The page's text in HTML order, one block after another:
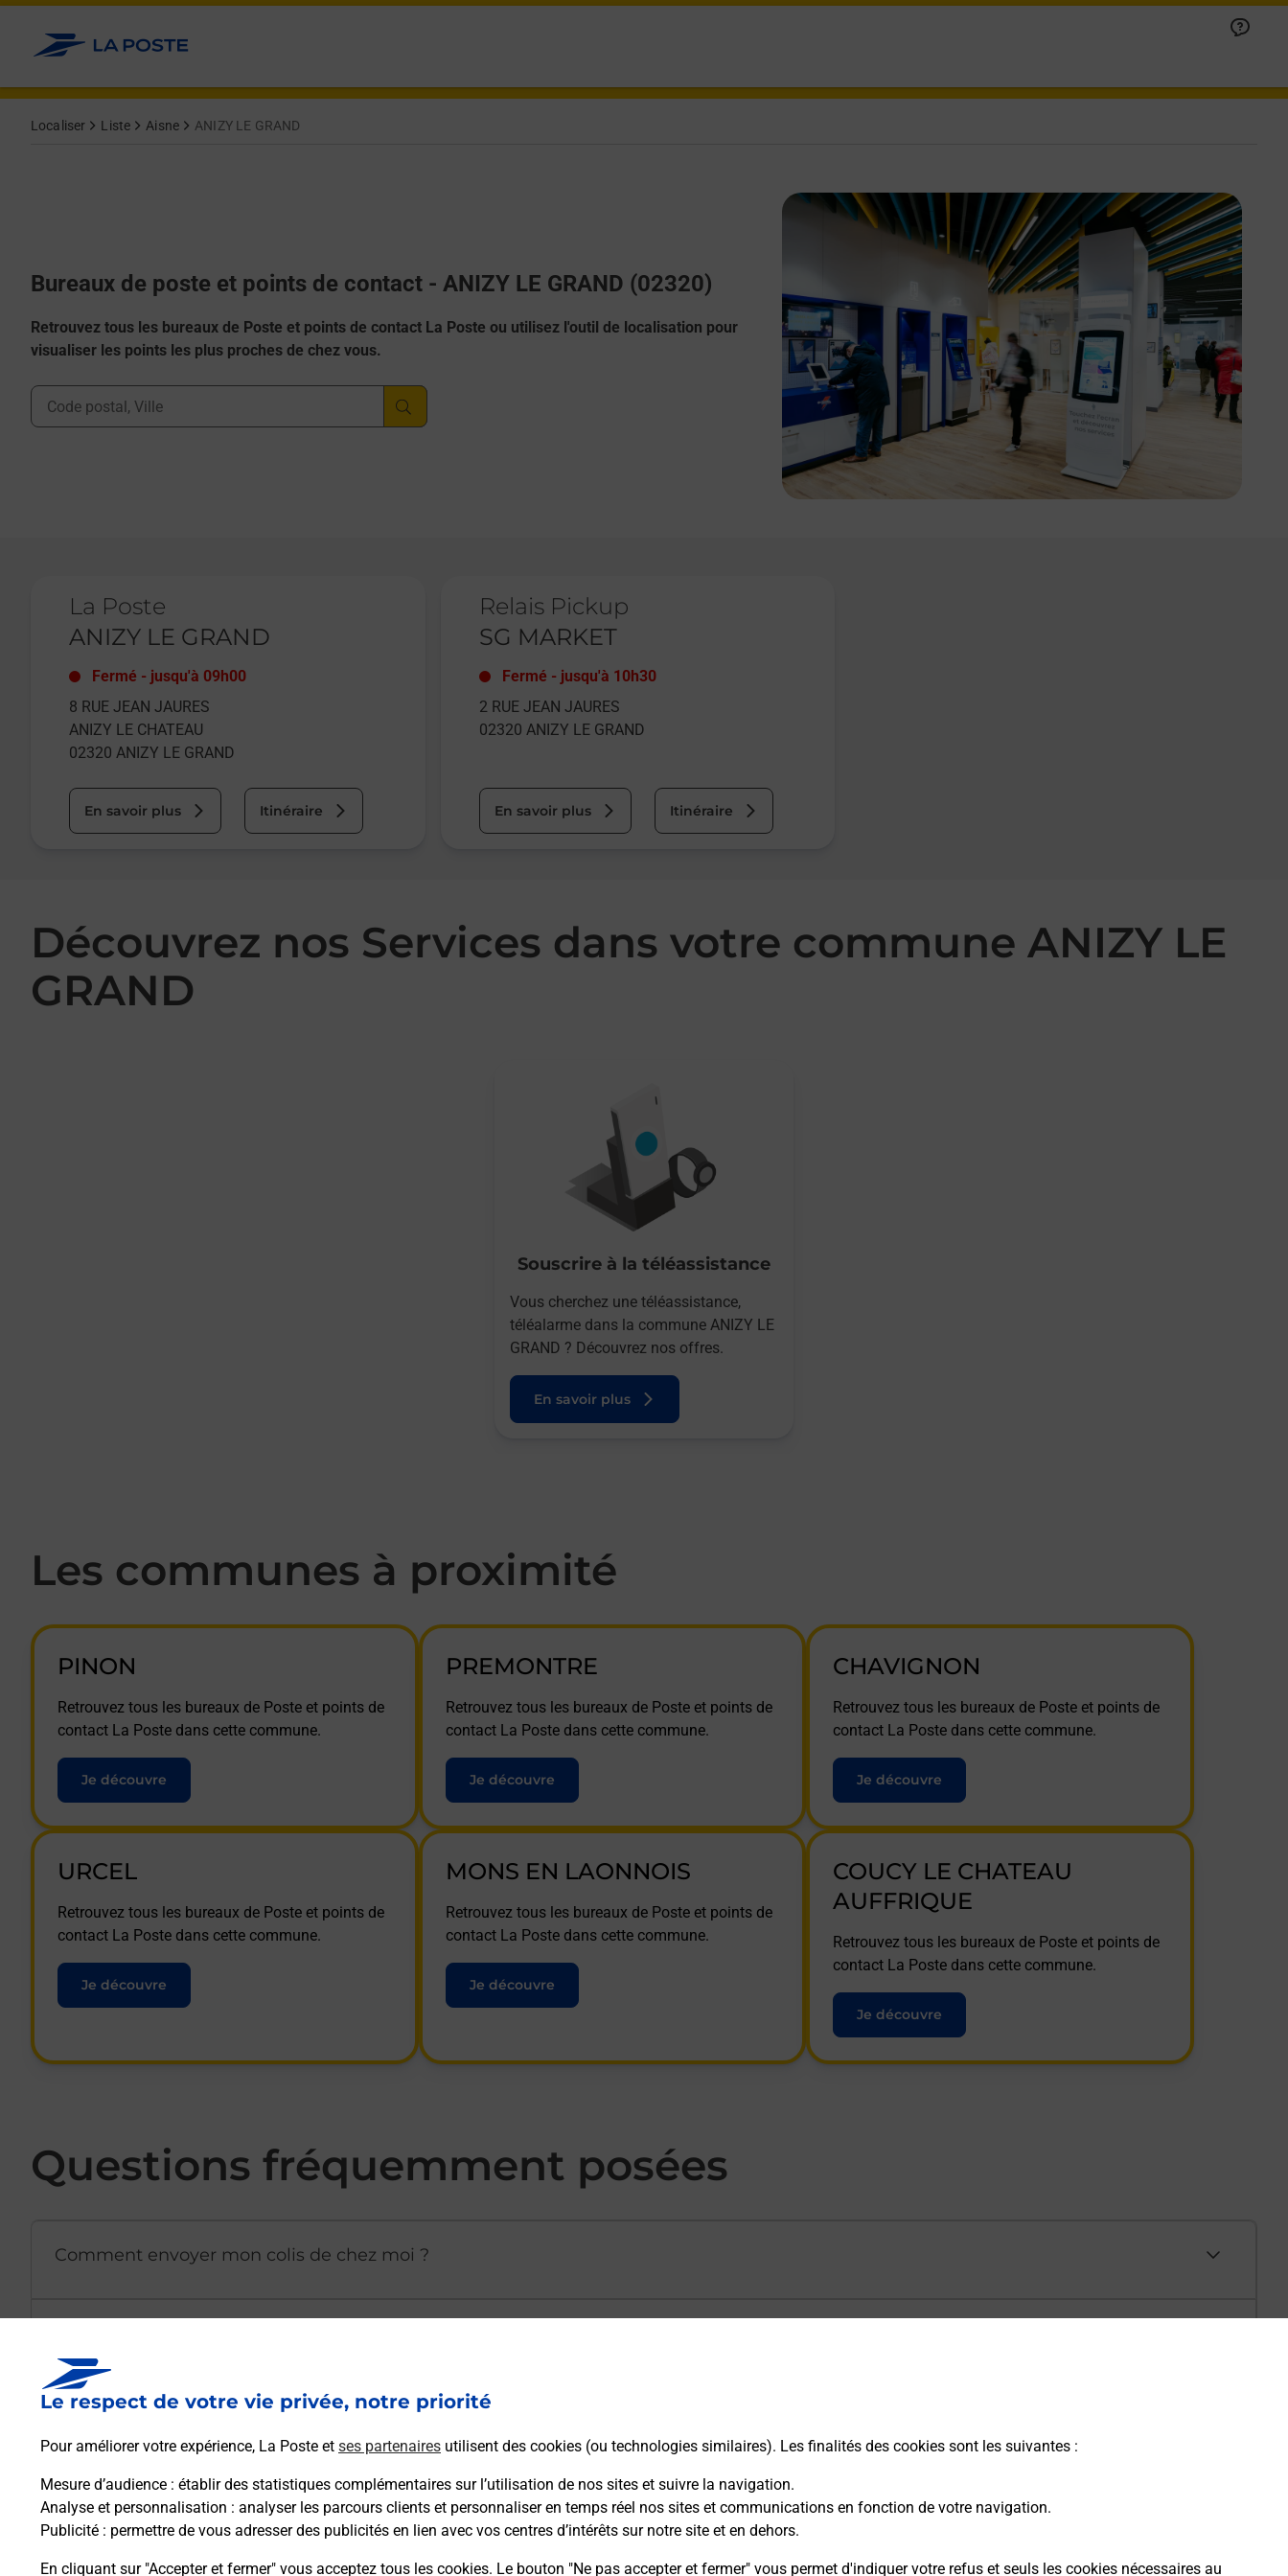
Le respect de votre vie privée, notre priorité
Pour améliorer votre expérience, La Poste et ses partenaires utilisent des cookies (ou technologies similaires). Les finalités des cookies sont les suivantes :
Mesure d’audience : établir des statistiques complémentaires sur l’utilisation de nos sites et suivre la navigation.
Analyse et personnalisation : analyser les parcours clients et personnaliser en temps réel nos sites et communications en fonction de votre navigation.
Publicité : permettre de vous adresser des publicités en lien avec vos centres d’intérêts sur notre site et en dehors.
En cliquant sur "Accepter et fermer" vous acceptez tous les cookies. Le bouton "Ne pas accepter et fermer" vous permet d'indiquer votre refus et seuls les cookies nécessaires au
Allez au contenu
Localiser Liste Aisne ANIZY LE GRAND
Bureaux de poste et points de contact - ANIZY LE GRAND (02320)
Retrouvez tous les bureaux de Poste et points de contact La Poste ou utilisez l'outil de localisation pour
visualiser les points les plus proches de chez vous.
Ville, Département, Code Postal
La Poste
ANIZY LE GRAND
Fermé - jusqu'à 09h00
8 RUE JEAN JAURES
ANIZY LE CHATEAU
02320 ANIZY LE GRAND
En savoir plus Itinéraire
Relais Pickup
SG MARKET
Fermé - jusqu'à 10h30
2 RUE JEAN JAURES
02320 ANIZY LE GRAND
En savoir plus Itinéraire
Découvrez nos Services dans votre commune ANIZY LE
GRAND
Souscrire à la téléassistance
Vous cherchez une téléassistance,
téléalarme dans la commune ANIZY LE
GRAND ? Découvrez nos offres.
En savoir plus
Les communes à proximité
PINON
Retrouvez tous les bureaux de Poste et points de
contact La Poste dans cette commune.
Je découvre
PREMONTRE
Retrouvez tous les bureaux de Poste et points de
contact La Poste dans cette commune.
Je découvre
CHAVIGNON
Retrouvez tous les bureaux de Poste et points de
contact La Poste dans cette commune.
Je découvre
URCEL
Retrouvez tous les bureaux de Poste et points de
contact La Poste dans cette commune.
Je découvre
MONS EN LAONNOIS
Retrouvez tous les bureaux de Poste et points de
contact La Poste dans cette commune.
Je découvre
COUCY LE CHATEAU
AUFFRIQUE
Retrouvez tous les bureaux de Poste et points de
contact La Poste dans cette commune.
Je découvre
Questions fréquemment posées
Comment envoyer mon colis de chez moi ?
Afficher ou masquer la réponse
Afficher ou masquer la réponse
Comment demander une modification de livraison ?
Afficher ou masquer la réponse
Comment La Poste participe-t-elle à votre sécurité au quotidien ?
Afficher ou masquer la réponse
Puis-je passer mon code de la route avec La Poste et sous quelles conditions ?
Afficher ou masquer la réponse